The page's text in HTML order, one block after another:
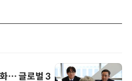
… 글로벌 3